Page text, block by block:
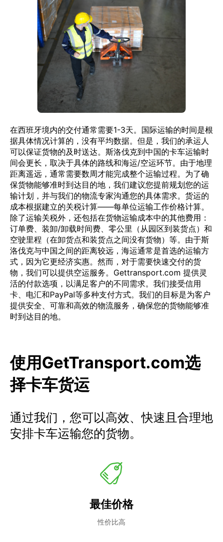
在西班牙境内的交付通常需要1-3天。国际运输的时间是根
据具体情况计算的，没有平均数据。但是，我们的承运人
可以保证货物的及时送达。斯洛伐克到中国的卡车运输时
间会更长，取决于具体的路线和海运/空运环节。由于地理
距离遥远，通常需要数周才能完成整个运输过程。为了确
保货物能够准时到达目的地，我们建议您提前规划您的运
输计划，并与我们的物流专家沟通您的具体需求。货运的
成本根据建立的关税计算——每单位运输工作价格计算。
除了运输关税外，还包括在货物运输成本中的其他费用：
订单费、装卸/卸载时间费、零公里（从园区到装货点）和
空驶里程（在卸货点和装货点之间没有货物）等。由于斯
洛伐克与中国之间的距离较远，海运通常是首选的运输方
式，因为它更经济实惠。然而，对于需要快速交付的货
物，我们可以提供空运服务。Gettransport.com 提供灵
活的付款选项，以满足客户的不同需求。我们接受信用
卡、电汇和PayPal等多种支付方式。我们的目标是为客户
提供安全、可靠和高效的物流服务，确保您的货物能够准
时到达目的地。
使用GetTransport.com选
择卡车货运
通过我们，您可以高效、快速且合理地
安排卡车运输您的货物。
最佳价格
性价比高